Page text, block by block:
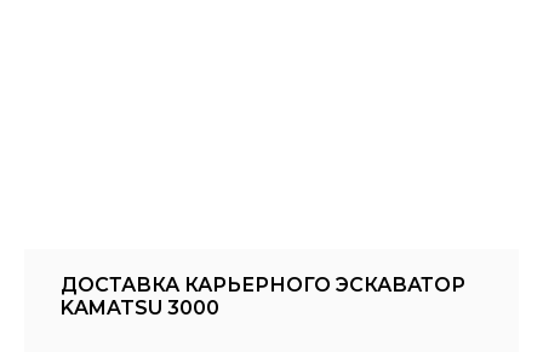
ДОСТАВКА КАРЬЕРНОГО ЭСКАВАТОР
KAMATSU 3000